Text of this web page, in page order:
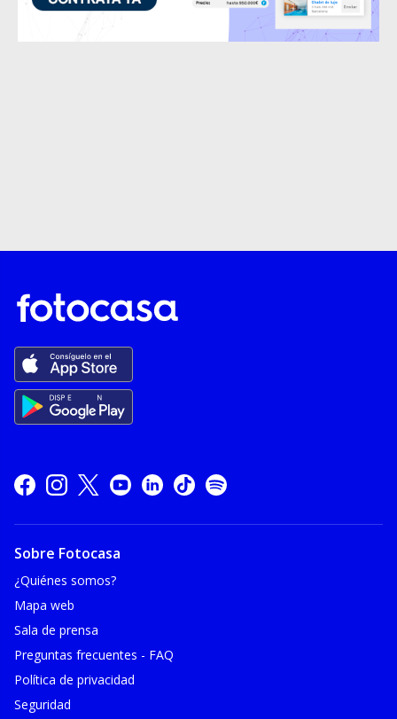
Sobre Fotocasa
¿Quiénes somos?
Mapa web
Sala de prensa
Preguntas frecuentes - FAQ
Política de privacidad
Seguridad